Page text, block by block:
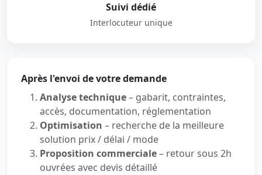
Suivi dédié
Interlocuteur unique
Après l'envoi de votre demande
Analyse technique– gabarit, contraintes,
accès, documentation, réglementation
Optimisation – recherche de la meilleure
solution prix / délai / mode
Proposition commerciale– retour sous 2h
ouvrées avec devis détaillé